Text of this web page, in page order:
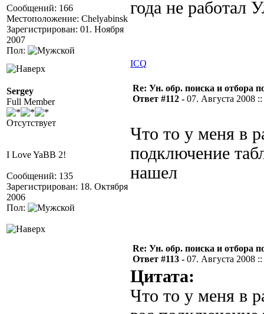
Сообщений: 166
Местоположение: Chelyabinsk
Зарегистрирован: 01. Ноября
2007
Пол:
года не работал
ICQ
Sergey
Full Member
Отсутствует
I Love YaBB 2!
Сообщений: 135
Зарегистрирован: 18. Октября
2006
Пол:
Re: Ун. обр. поиска и отбора
Ответ #112 - 07. Августа 2008
Что то у меня в
подключение
нашел
Re: Ун. обр. поиска и отбора
Ответ #113 - 07. Августа 2008
Цитата:
Что то у меня в